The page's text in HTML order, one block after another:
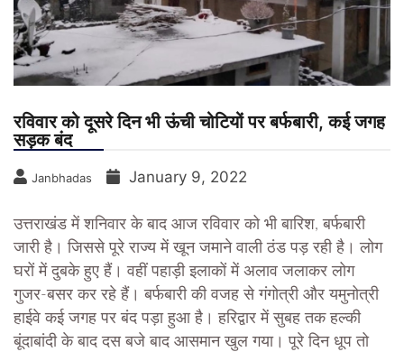
रविवार को दूसरे दिन भी ऊंची चोटियों पर बर्फबारी, कई जगह
सड़क बंद
Janbhadas January 9, 2022
उत्तराखंड में शनिवार के बाद आज रविवार को भी बारिश, बर्फबारी
जारी है। जिससे पूरे राज्य में खून जमाने वाली ठंड पड़ रही है। लोग
घरों में दुबके हुए हैं। वहीं पहाड़ी इलाकों में अलाव जलाकर लोग
गुजर-बसर कर रहे हैं। बर्फबारी की वजह से गंगोत्री और यमुनोत्री
हाईवे कई जगह पर बंद पड़ा हुआ है। हरिद्वार में सुबह तक हल्की
बूंदाबांदी के बाद दस बजे बाद आसमान खुल गया। पूरे दिन धूप तो